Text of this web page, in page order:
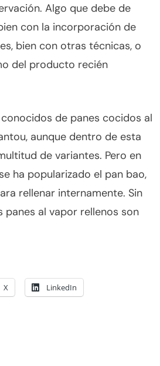
Algo que debe de
con la incorporación de
bien con otras técnicas, o
del producto recién
de panes cocidos al
aunque dentro de esta
de variantes. Pero en
ha popularizado el pan bao,
rellenar internamente. Sin
panes al vapor rellenos son
X LinkedIn